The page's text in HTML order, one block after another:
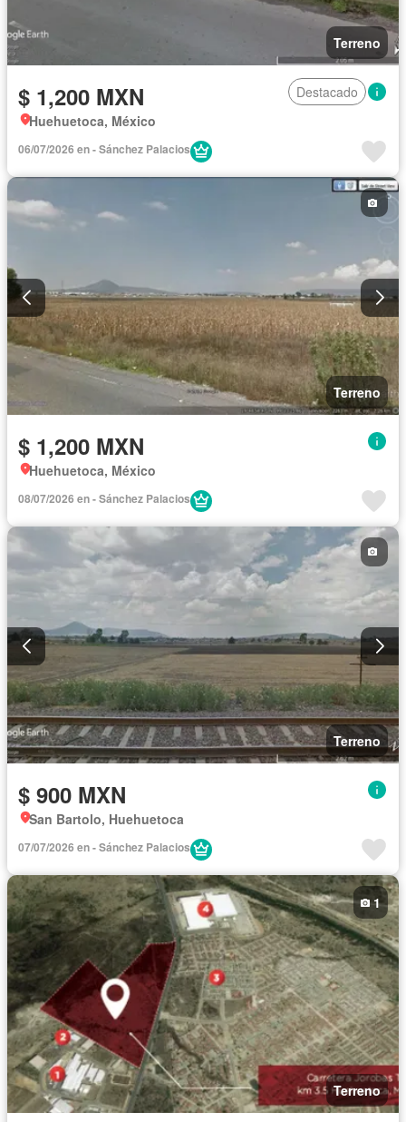
Terreno
$ 1,200 MXN
Destacado
Huehuetoca, México
06/07/2026 en - Sánchez Palacios
Terreno
$ 1,200 MXN
Huehuetoca, México
08/07/2026 en - Sánchez Palacios
Terreno
$ 900 MXN
San Bartolo, Huehuetoca
07/07/2026 en - Sánchez Palacios
Terreno
1